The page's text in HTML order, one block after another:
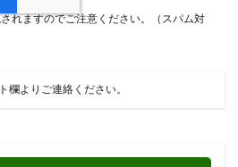
れますのでご注意ください。（スパム対
欄よりご連絡ください。